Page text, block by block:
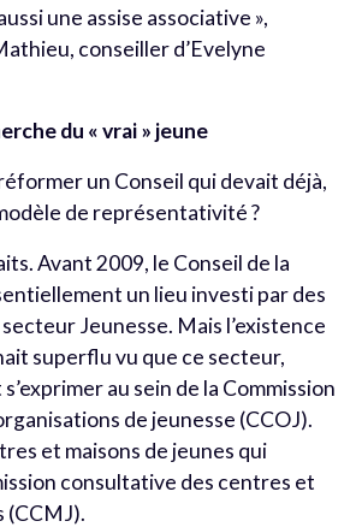
une assise associative »,
conseiller d’Evelyne
du « vrai » jeune
un Conseil qui devait déjà,
de représentativité ?
Avant 2009, le Conseil de la
un lieu investi par des
Jeunesse. Mais l’existence
superflu vu que ce secteur,
au sein de la Commission
de jeunesse (CCOJ).
et maisons de jeunes qui
consultative des centres et
(CCMJ).